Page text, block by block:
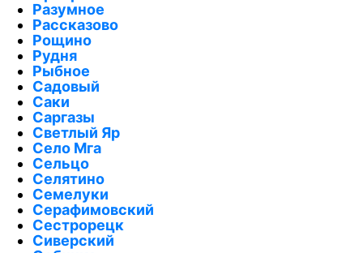
Разумное
Рассказово
Рощино
Рудня
Рыбное
Садовый
Саки
Саргазы
Светлый Яр
Село Мга
Сельцо
Селятино
Семелуки
Серафимовский
Сестрорецк
Сиверский